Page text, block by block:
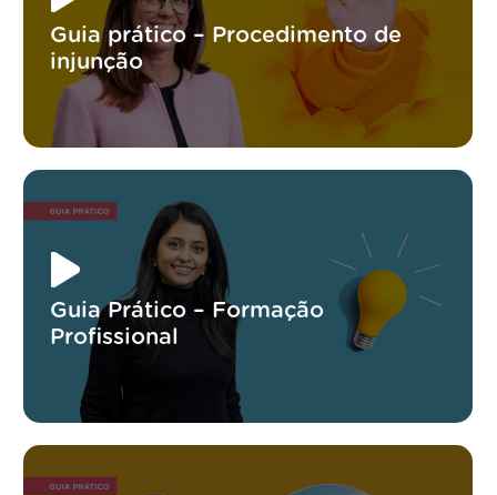
Guia prático – Procedimento de
injunção
Guia Prático – Formação
Profissional